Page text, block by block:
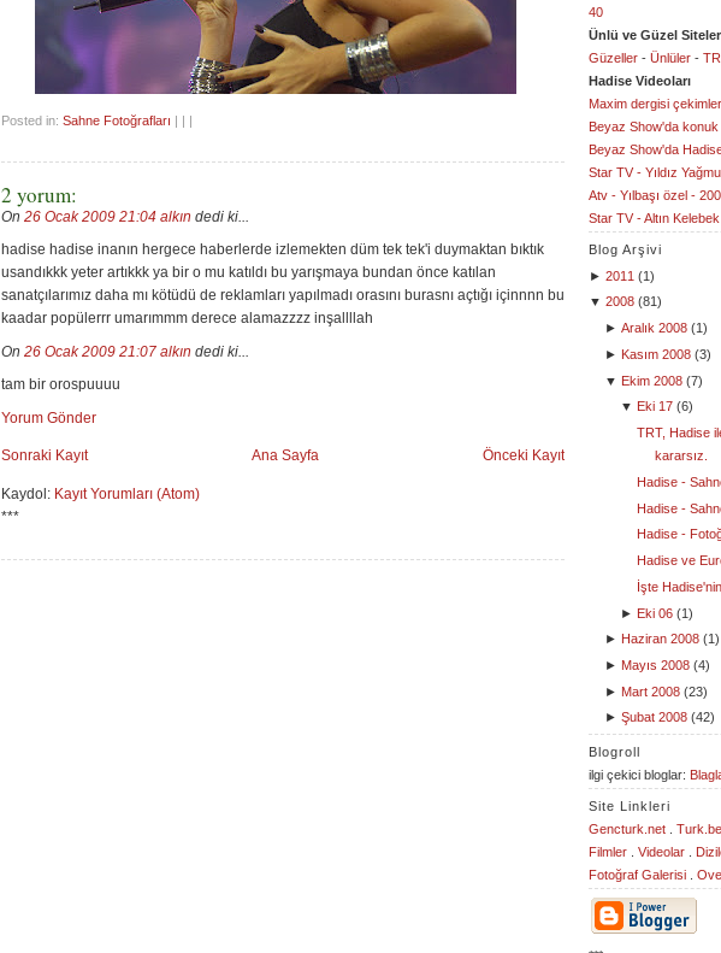
Posted in: Sahne Fotoğrafları
2 yorum:
On 26 Ocak 2009 21:04 alkın dedi ki...
hadise hadise inanın hergece haberlerde izlemekten düm tek tek'i duymaktan bıktık
usandıkkk yeter artıkkk ya bir o mu katıldı bu yarışmaya bundan önce katılan
sanatçılarımız daha mı kötüdü de reklamları yapılmadı orasını burasnı açtığı içinnnn bu
kaadar popülerrr umarımmm derece alamazzzz inşallllah
On 26 Ocak 2009 21:07 alkın dedi ki...
tam bir orospuuuu
Yorum Gönder
Sonraki Kayıt Önceki Kayıt
Ana Sayfa
Kaydol: Kayıt Yorumları (Atom)
***
40
Ünlü ve Güzel
Güzeller - Ünlüler -
Hadise Videoları
Maxim dergisi
Beyaz Show'da
Beyaz Show'da
Star TV - Yıldız
Atv - Yılbaşı özel -
Star TV - Altın Kelebek
Blog Arşivi
► 2011 (1)
▼ 2008 (81)
►Aralık 2008 (1)
► Kasım 2008 (3)
▼ Ekim 2008 (7)
▼ Eki 17 (6)
TRT, Hadise
kararsız.
Hadise -
Hadise -
Hadise -
Hadise ve
İşte
► Eki 06 (1)
► Haziran 2008 (1)
► Mayıs 2008 (4)
► Mart 2008 (23)
►Şubat 2008 (42)
Blogroll
ilgi çekici bloglar:
Site Linkleri
Gencturk.net
Turk.be
Filmler
Videolar
Fotoğraf Galerisi